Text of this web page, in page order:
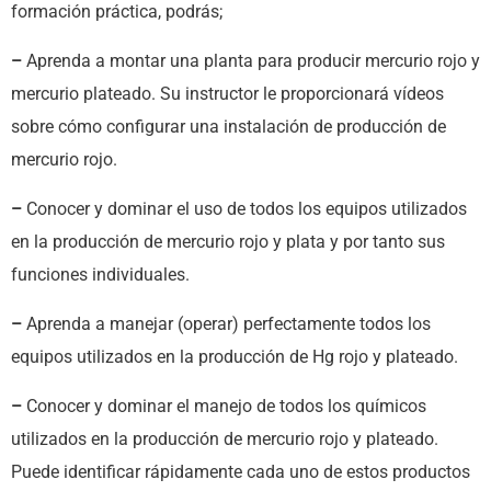
formación práctica, podrás;
– Aprenda a montar una planta para producir mercurio rojo y
mercurio plateado. Su instructor le proporcionará vídeos
sobre cómo configurar una instalación de producción de
mercurio rojo.
– Conocer y dominar el uso de todos los equipos utilizados
en la producción de mercurio rojo y plata y por tanto sus
funciones individuales.
– Aprenda a manejar (operar) perfectamente todos los
equipos utilizados en la producción de Hg rojo y plateado.
– Conocer y dominar el manejo de todos los químicos
utilizados en la producción de mercurio rojo y plateado.
Puede identificar rápidamente cada uno de estos productos